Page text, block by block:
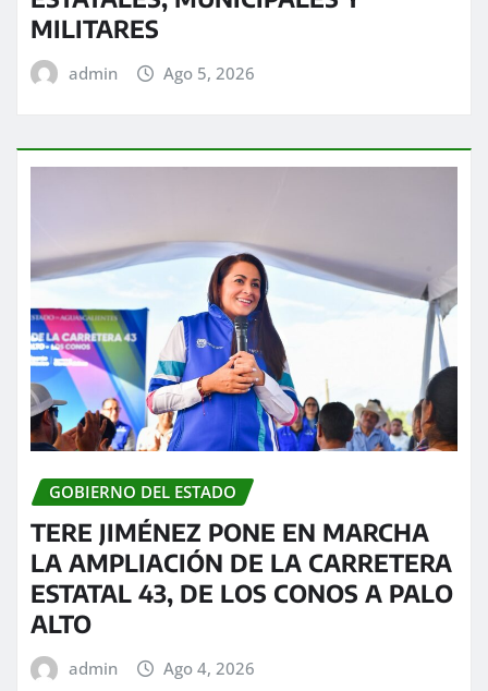
MILITARES
admin Ago 5, 2026
GOBIERNO DEL ESTADO
TERE JIMÉNEZ PONE EN MARCHA
LA AMPLIACIÓN DE LA CARRETERA
ESTATAL 43, DE LOS CONOS A PALO
ALTO
admin Ago 4, 2026